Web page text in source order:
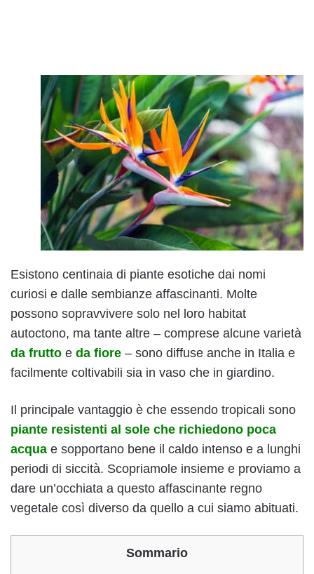
Esistono centinaia di piante esotiche dai nomi
curiosi e dalle sembianze affascinanti. Molte
possono sopravvivere solo nel loro habitat
autoctono, ma tante altre – comprese alcune varietà
da frutto e da fiore – sono diffuse anche in Italia e
facilmente coltivabili sia in vaso che in giardino.
Il principale vantaggio è che essendo tropicali sono
piante resistenti al sole che richiedono poca
acqua e sopportano bene il caldo intenso e a lunghi
periodi di siccità. Scopriamole insieme e proviamo a
dare un’occhiata a questo affascinante regno
vegetale così diverso da quello a cui siamo abituati.
Sommario